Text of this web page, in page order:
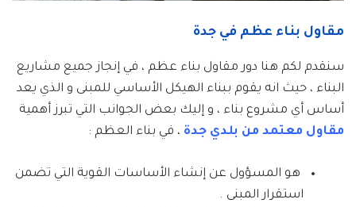
مقاول بناء عظم في جدة
سنقدم لكم هنا دور مقاول بناء عظم ، في إنجاز جميع مشاريع
البناء ، حيث انه يقوم ببناء الهيكل الأساسي للمبنى و الذي يعد
أساس أي مشروع بناء ، و إليك بعض الجوانب التي تبرز أهمية
مقاول معتمد من بلدي جدة ، في بناء العظم :
هو المسؤول عن إنشاء الأساسات القوية التي تضمن
استقرار المبنى .